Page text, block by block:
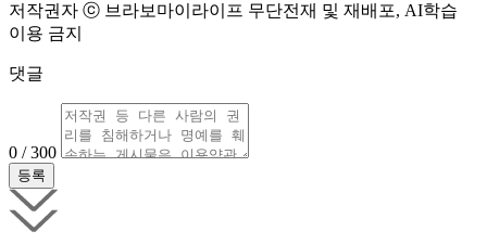
저작권자 ⓒ 브라보마이라이프 무단전재 및 재배포, AI학습
이용 금지
댓글
0 / 300